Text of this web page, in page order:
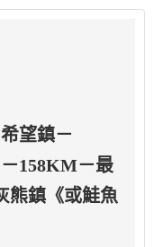
望鎮－
158KM－最
熊鎮《或鮭魚